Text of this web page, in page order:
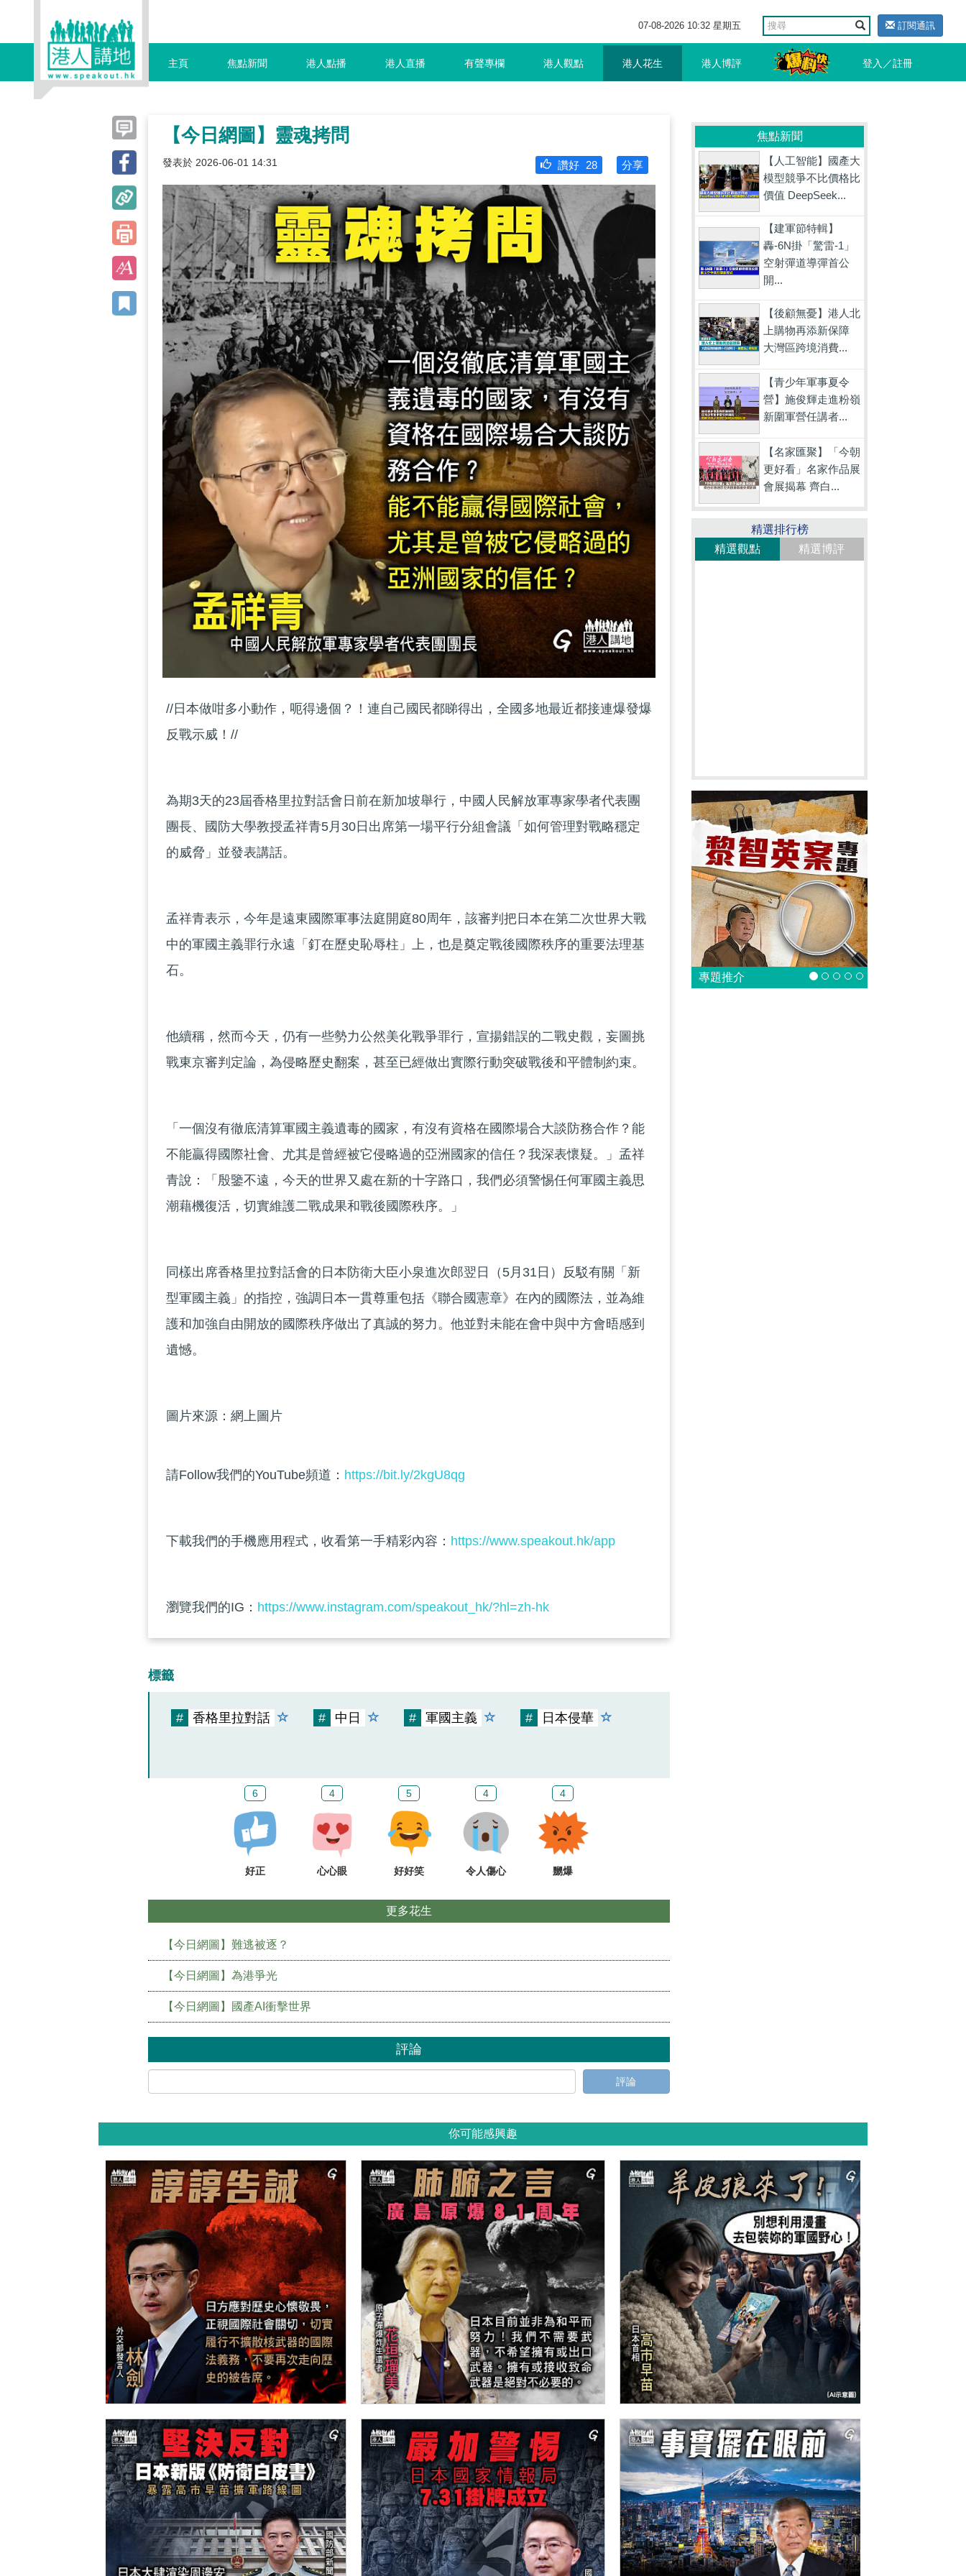
07-08-2026 10:32 星期五 訂閱通訊
主頁 焦點新聞 港人點播 港人直播 有聲專欄 港人觀點 港人花生 港人博評 登入／註冊
【今日網圖】靈魂拷問
發表於 2026-06-01 14:31 分享
讚好 28
//日本做咁多小動作，呃得邊個？！連自己國民都睇得出，全國多地最近都接連爆發爆
反戰示威！//
為期3天的23屆香格里拉對話會日前在新加坡舉行，中國人民解放軍專家學者代表團
團長、國防大學教授孟祥青5月30日出席第一場平行分組會議「如何管理對戰略穩定
的威脅」並發表講話。
孟祥青表示，今年是遠東國際軍事法庭開庭80周年，該審判把日本在第二次世界大戰
中的軍國主義罪行永遠「釘在歷史恥辱柱」上，也是奠定戰後國際秩序的重要法理基
石。
他續稱，然而今天，仍有一些勢力公然美化戰爭罪行，宣揚錯誤的二戰史觀，妄圖挑
戰東京審判定論，為侵略歷史翻案，甚至已經做出實際行動突破戰後和平體制約束。
「一個沒有徹底清算軍國主義遺毒的國家，有沒有資格在國際場合大談防務合作？能
不能贏得國際社會、尤其是曾經被它侵略過的亞洲國家的信任？我深表懷疑。」孟祥
青說：「殷鑒不遠，今天的世界又處在新的十字路口，我們必須警惕任何軍國主義思
潮藉機復活，切實維護二戰成果和戰後國際秩序。」
同樣出席香格里拉對話會的日本防衛大臣小泉進次郎翌日（5月31日）反駁有關「新
型軍國主義」的指控，強調日本一貫尊重包括《聯合國憲章》在內的國際法，並為維
護和加強自由開放的國際秩序做出了真誠的努力。他並對未能在會中與中方會晤感到
遺憾。
圖片來源：網上圖片
請Follow我們的YouTube頻道： https://bit.ly/2kgU8qg
下載我們的手機應用程式，收看第一手精彩內容： https://www.speakout.hk/app
瀏覽我們的IG： https://www.instagram.com/speakout_hk/?hl=zh-hk
標籤
# 香格里拉對話 # 中日 # 軍國主義 # 日本侵華
6
好正
4
心心眼
5
好好笑
4
令人傷心
4
嬲爆
更多花生
【今日網圖】難逃被逐？
【今日網圖】為港爭光
【今日網圖】國產AI衝擊世界
評論
評論
焦點新聞
【人工智能】國產大
模型競爭不比價格比
價值 DeepSeek...
【建軍節特輯】
轟-6N掛「驚雷-1」
空射彈道導彈首公
開...
【後顧無憂】港人北
上購物再添新保障
大灣區跨境消費...
【青少年軍事夏令
營】施俊輝走進粉嶺
新圍軍營任講者...
【名家匯聚】「今朝
更好看」名家作品展
會展揭幕 齊白...
精選排行榜
精選觀點
精選博評
專題推介
你可能感興趣